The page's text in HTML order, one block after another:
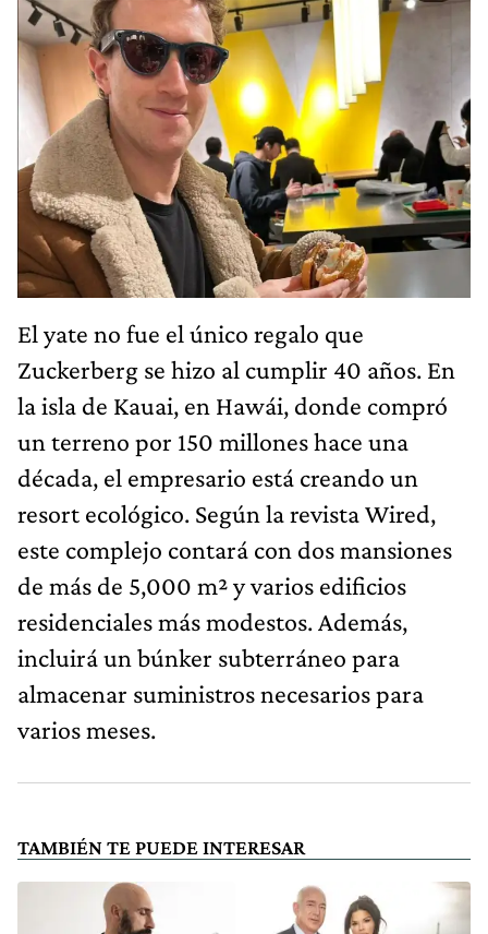
El yate no fue el único regalo que
Zuckerberg se hizo al cumplir 40 años. En
la isla de Kauai, en Hawái, donde compró
un terreno por 150 millones hace una
década, el empresario está creando un
resort ecológico. Según la revista Wired,
este complejo contará con dos mansiones
de más de 5,000 m² y varios edificios
residenciales más modestos. Además,
incluirá un búnker subterráneo para
almacenar suministros necesarios para
varios meses.
TAMBIÉN TE PUEDE INTERESAR